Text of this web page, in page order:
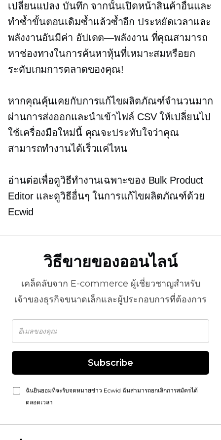
เปลี่ยนแปลง บันทึก จากนั้นเปิดหน้าสินค้าอื่นและ
ทำซ้ำขั้นตอนเดิมซ้ำแล้วซ้ำอีก ประหยัดเวลาและ
พลังงานอันมีค่า อัปเดต—พลังงานที่คุณสามารถ
หาช่องทางในการค้นหาหุ้นที่เหมาะสมหรือยก
ระดับเกมการตลาดของคุณ!
หากคุณคุ้นเคยกับการแก้ไขผลิตภัณฑ์จำนวนมาก
ผ่านการส่งออกและนำเข้าไฟล์ CSV ให้เปลี่ยนไป
ใช้เครื่องมือใหม่นี้ คุณจะประทับใจว่าคุณ
สามารถทำงานได้เร็วแค่ไหน
อ่านต่อเพื่อดูวิธีทำงานเฉพาะของ Bulk Product
Editor และดูวิธีอื่นๆ ในการแก้ไขผลิตภัณฑ์ด้วย
Ecwid
วิธีขายของออนไลน์
เคล็ดลับจาก E-commerce ผู้เชี่ยวชาญสำหรับ
เจ้าของธุรกิจขนาดเล็กและผู้ประกอบการที่ต้องการ
Subscribe
ฉันยินยอมที่จะรับจดหมายข่าว Ecwid ฉันสามารถยกเลิกการสมัครได้
ตลอดเวลา